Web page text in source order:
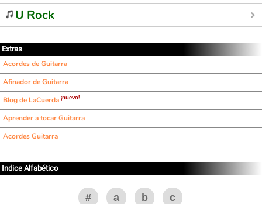
U Rock
Extras
Acordes de Guitarra
Afinador de Guitarra
Blog de LaCuerda ¡nuevo!
Aprender a tocar Guitarra
Acordes Guitarra
Indice Alfabético
# a b c